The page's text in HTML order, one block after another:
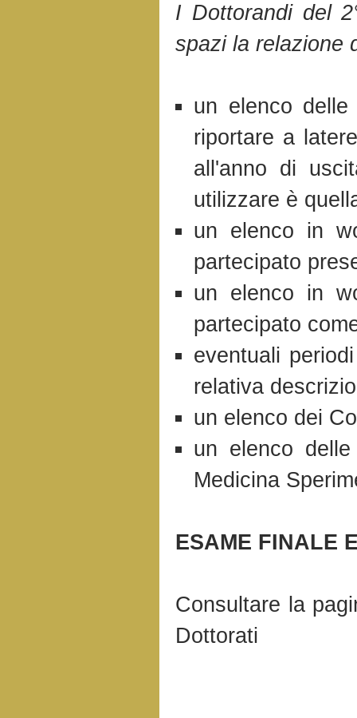
I Dottorandi del
spazi la relazione
un elenco
riportare a
all'anno di
utilizzare è
un elenco in
partecipato
un elenco in
partecipato
eventuali
relativa
un elenco dei
un elenco
Medicina
ESAME FINALE
Consultare la
Dottorati